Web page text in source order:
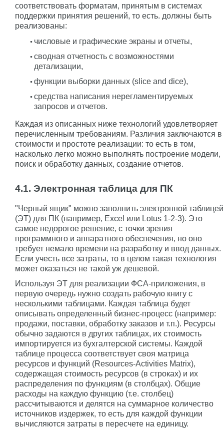
соответствовать форматам, принятым в системах
поддержки принятия решений, то есть. должны быть
реализованы:
числовые и графические экраны и отчеты,
сводная отчетность с возможностями
детализации,
функции выборки данных (slice and dice),
средства написания нерегламентируемых
запросов и отчетов.
Каждая из описанных ниже технологий удовлетворяет
перечисленным требованиям. Различия заключаются в
стоимости и простоте реализации: то есть в том,
насколько легко можно выполнять построение модели,
поиск и обработку данных, создание отчетов.
4.1. Электронная таблица для ПК
"Черный ящик" можно заполнить электронной таблицей
(ЭТ) для ПК (например, Excel или Lotus 1-2-3). Это
самое недорогое решение, с точки зрения
программного и аппаратного обеспечения, но оно
требует немало времени на разработку и ввод данных.
Если учесть все затраты, то в целом такая технология
может оказаться не такой уж дешевой.
Используя ЭТ для реализации ФСА-приложения, в
первую очередь нужно создать рабочую книгу с
несколькими таблицами. Каждая таблица будет
описывать определенный бизнес-процесс (например:
продажи, поставки, обработку заказов и т.п.). Ресурсы
обычно задаются в других таблицах, их стоимость
импортируется из бухгалтерской системы. Каждой
таблице процесса соответствует своя матрица
ресурсов и функций (Resources-Activities Matrix),
содержащая стоимость ресурсов (в строках) и их
распределения по функциям (в столбцах). Общие
расходы на каждую функцию (т.е. столбец)
рассчитываются и делятся на суммарное количество
источников издержек, то есть для каждой функции
вычисляются затраты в пересчете на единицу.